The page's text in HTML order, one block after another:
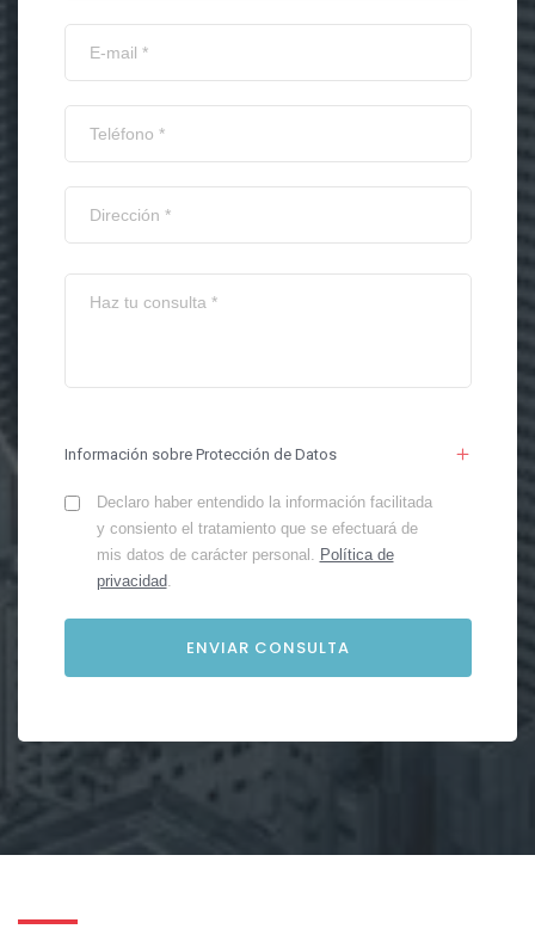
Información sobre Protección de Datos
Declaro haber entendido la información facilitada
y consiento el tratamiento que se efectuará de
mis datos de carácter personal. Política de
privacidad.